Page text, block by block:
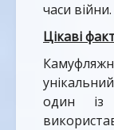
часи війни.
Цікаві
один із